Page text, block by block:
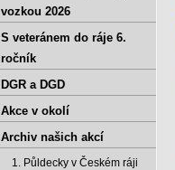
vozkou 2026
S veteránem do ráje 6.
ročník
DGR a DGD
Akce v okolí
Archiv našich akcí
1. Půldecky v Českém ráji